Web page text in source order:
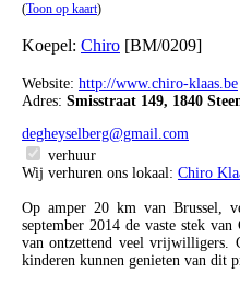
(Toon op kaart)
Koepel: Chiro [BM/0209]
Website: http://www.chiro-klaas.be
Adres: Smisstraat 149, 1840
degheyselberg@gmail.com
verhuur
Wij verhuren ons lokaal: Chiro
Op amper 20 km van Brussel,
september 2014 de vaste stek
van ontzettend veel vrijwilligers.
kinderen kunnen genieten van dit